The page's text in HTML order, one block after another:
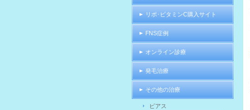
リポ･ビタミンC購入サイト
FNS症例
オンライン診療
発毛治療
その他の治療
ピアス